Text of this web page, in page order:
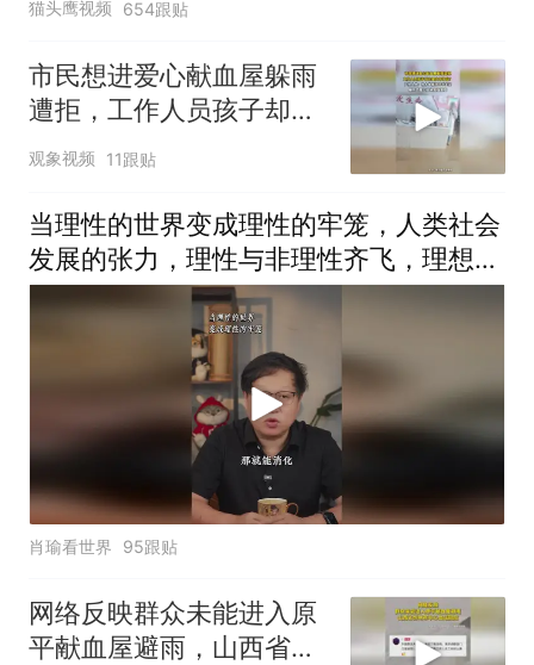
猫头鹰视频 654跟贴
市民想进爱心献血屋躲雨
遭拒，工作人员孩子却在
屋内写作业？工作人员：
怕木地板泡坏才关门，服
务态度欠佳 将加强管理
观象视频 11跟贴
当理性的世界变成理性的牢笼，人类社会
发展的张力，理性与非理性齐飞，理想共
传统一色
肖瑜看世界 95跟贴
网络反映群众未能进入原
平献血屋避雨，山西省忻